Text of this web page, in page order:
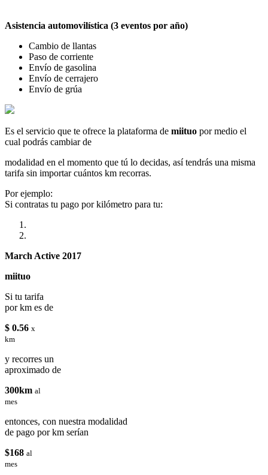
Asistencia automovilística (3 eventos por año)
Cambio de llantas
Paso de corriente
Envío de gasolina
Envío de cerrajero
Envío de grúa
Es el servicio que te ofrece la plataforma de miituo por medio el
cual podrás cambiar de
modalidad en el momento que tú lo decidas, así tendrás una misma
tarifa sin importar cuántos km recorras.
Por ejemplo:
Si contratas tu pago por kilómetro para tu:
March Active 2017
miituo
Si tu tarifa
por km es de
$ 0.56 x
km
y recorres un
aproximado de
300km al
mes
entonces, con nuestra modalidad
de pago por km serían
$168 al
mes